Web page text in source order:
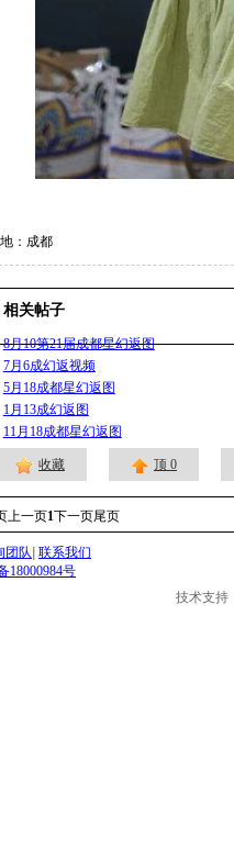
：成都
相关帖子
8月10第21届成都星幻返图
7月6成幻返视频
5月18成都星幻返图
1月13成幻返图
11月18成都星幻返图
收藏 顶 0
上一页1下一页尾页
团队 联系我们
18000984号
技术支持